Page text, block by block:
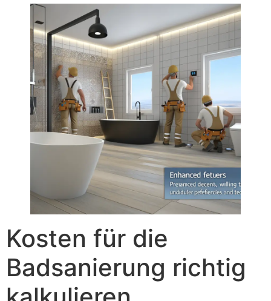
Kosten für die
Badsanierung richtig